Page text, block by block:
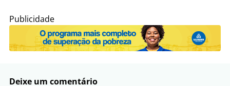
Publicidade
Deixe um comentário